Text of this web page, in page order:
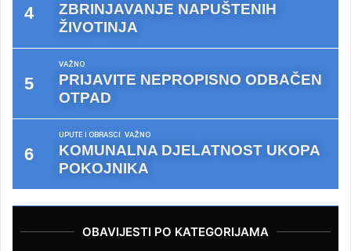
ZBRINJAVANJE NAPUŠTENIH
ŽIVOTINJA
VAŽNO
PRIJAVITE NEPROPISNO ODBAČEN
OTPAD
UPUTE I OBRASCI VAŽNO
KOMUNALNA DJELATNOST UKOPA
POKOJNIKA
OBAVIJESTI PO KATEGORIJAMA